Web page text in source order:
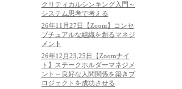
クリティカルシンキング入門～
システム思考で考える
26年11月27日【Zoom】コンセ
プチュアルな組織を創るマネジ
メント
26年12月23,25日【Zoomナイ
ト】ステークホルダーマネジメ
ント～良好な人間関係を築きプ
ロジェクトを成功させる